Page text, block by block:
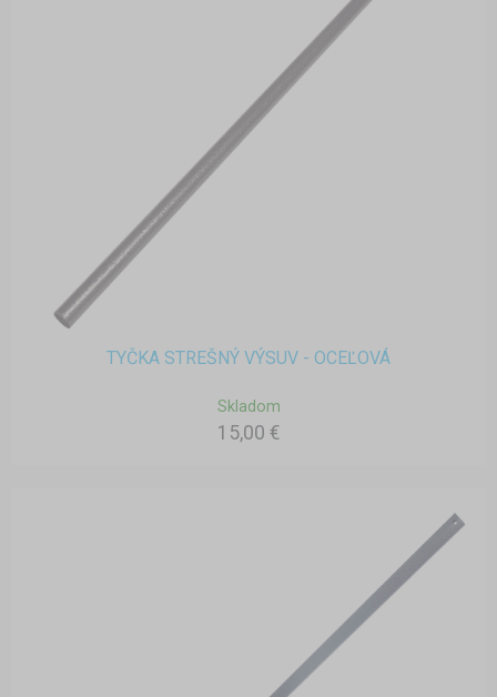
TYČKA STREŠNÝ VÝSUV - OCEĽOVÁ
Skladom
15,00 €